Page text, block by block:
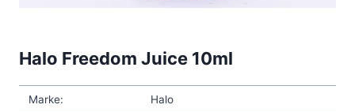
Halo Freedom Juice 10ml
Marke: Halo